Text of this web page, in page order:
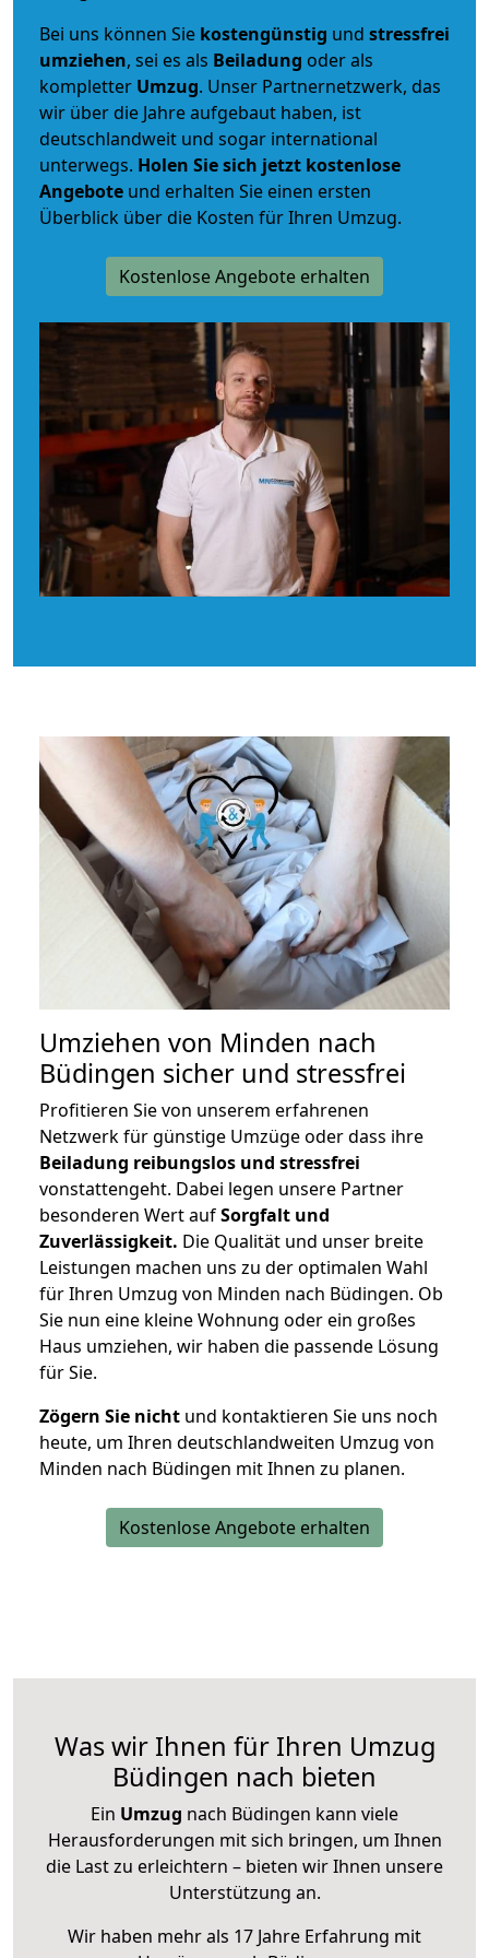
Bei uns können Sie kostengünstig und stressfrei
umziehen, sei es als Beiladung oder als
kompletter Umzug. Unser Partnernetzwerk, das
wir über die Jahre aufgebaut haben, ist
deutschlandweit und sogar international
unterwegs. Holen Sie sich jetzt kostenlose
Angebote und erhalten Sie einen ersten
Überblick über die Kosten für Ihren Umzug.
Kostenlose Angebote erhalten
Umziehen von Minden nach
Büdingen sicher und stressfrei
Profitieren Sie von unserem erfahrenen
Netzwerk für günstige Umzüge oder dass ihre
Beiladung reibungslos und stressfrei
vonstattengeht. Dabei legen unsere Partner
besonderen Wert aufSorgfalt und
Zuverlässigkeit. Die Qualität und unser breite
Leistungen machen uns zu der optimalen Wahl
für Ihren Umzug von Minden nach Büdingen. Ob
Sie nun eine kleine Wohnung oder ein großes
Haus umziehen, wir haben die passende Lösung
für Sie.
Zögern Sie nicht und kontaktieren Sie uns noch
heute, um Ihren deutschlandweiten Umzug von
Minden nach Büdingen mit Ihnen zu planen.
Kostenlose Angebote erhalten
Was wir Ihnen für Ihren Umzug
Büdingen nach bieten
Ein Umzug nach Büdingen kann viele
Herausforderungen mit sich bringen, um Ihnen
die Last zu erleichtern – bieten wir Ihnen unsere
Unterstützung an.
Wir haben mehr als 17 Jahre Erfahrung mit